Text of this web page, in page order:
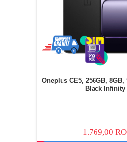
Oneplus CE5, 256GB, 8GB,
Black Infinity
1.769,00